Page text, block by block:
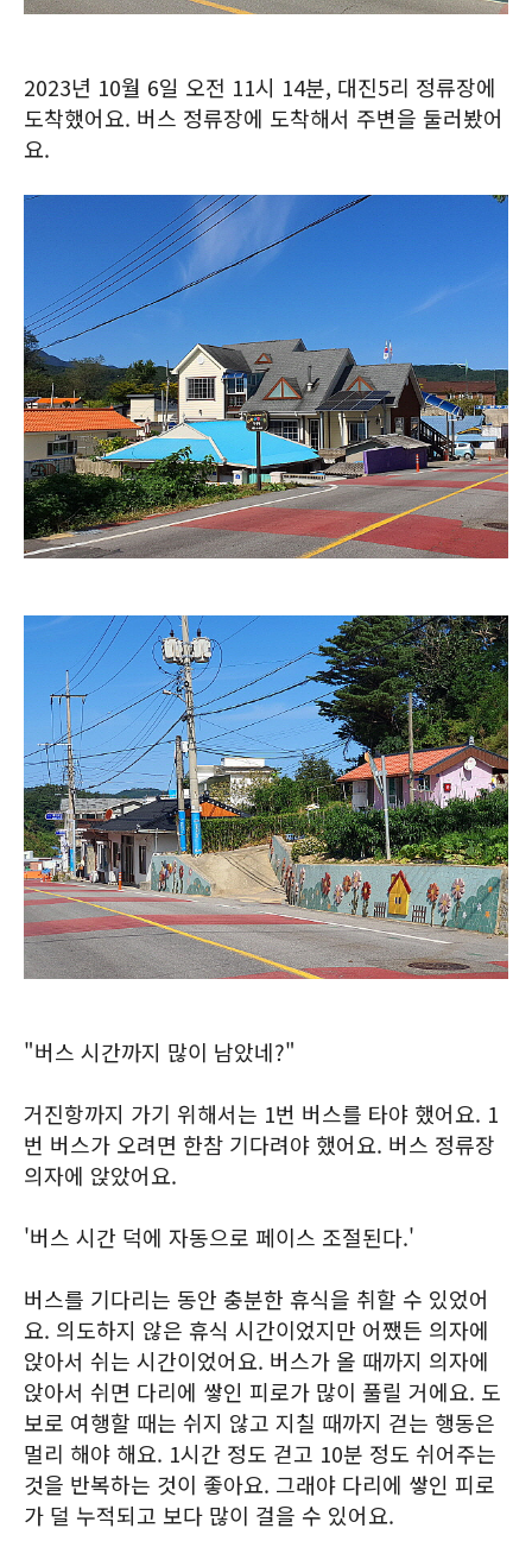
2023년 10월 6일 오전 11시 14분, 대진5리 정류장에
도착했어요. 버스 정류장에 도착해서 주변을 둘러봤어
요.
"버스 시간까지 많이 남았네?"
거진항까지 가기 위해서는 1번 버스를 타야 했어요. 1
번 버스가 오려면 한참 기다려야 했어요. 버스 정류장
의자에 앉았어요.
'버스 시간 덕에 자동으로 페이스 조절된다.'
버스를 기다리는 동안 충분한 휴식을 취할 수 있었어
요. 의도하지 않은 휴식 시간이었지만 어쨌든 의자에
앉아서 쉬는 시간이었어요. 버스가 올 때까지 의자에
앉아서 쉬면 다리에 쌓인 피로가 많이 풀릴 거에요. 도
보로 여행할 때는 쉬지 않고 지칠 때까지 걷는 행동은
멀리 해야 해요. 1시간 정도 걷고 10분 정도 쉬어주는
것을 반복하는 것이 좋아요. 그래야 다리에 쌓인 피로
가 덜 누적되고 보다 많이 걸을 수 있어요.